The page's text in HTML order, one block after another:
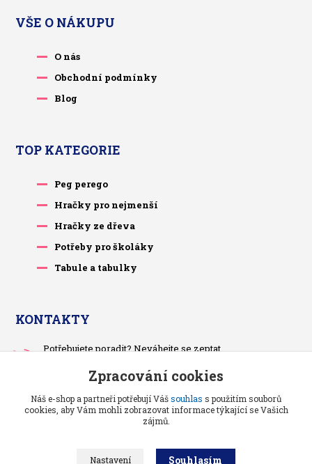
VŠE O NÁKUPU
O nás
Obchodní podmínky
Blog
TOP KATEGORIE
Peg perego
Hračky pro nejmenší
Hračky ze dřeva
Potřeby pro školáky
Tabule a tabulky
KONTAKTY
Potřebujete poradit? Neváhejte se zeptat.
Po-čt, po 13 hodině
pietrasova.p@seznam.cz
Zpracování cookies
Náš e-shop a partneři potřebují Vášsouhlas s použitím souborů
cookies, aby Vám mohli zobrazovat informace týkající se Vašich
zájmů.
Nastavení Souhlasím